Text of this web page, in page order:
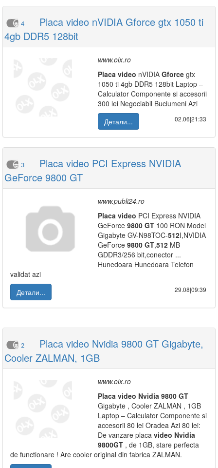
4
Placa video nVIDIA Gforce gtx 1050 ti
4gb DDR5 128bit
www.olx.ro
Placa video nVIDIA Gforce gtx
1050 ti 4gb DDR5 128bit Laptop –
Calculator Componente si accesorii
300 lei Negociabil Buciumeni Azi
Детали...
02.06|21:33
3
Placa video PCI Express NVIDIA
GeForce 9800 GT
www.publi24.ro
Placa video PCI Express NVIDIA
GeForce 9800 GT 100 RON Model
Gigabyte GV-N98TOC-512I,NVIDIA
GeForce 9800 GT,512 MB
GDDR3/256 bit,conector ...
Hunedoara Hunedoara Telefon
validat azi
Детали...
29.08|09:39
2
Placa video Nvidia 9800 GT Gigabyte,
Cooler ZALMAN, 1GB
www.olx.ro
Placa video Nvidia 9800 GT
Gigabyte , Cooler ZALMAN , 1GB
Laptop – Calculator Componente si
accesorii 80 lei Oradea Azi 80 lei:
De vanzare placa video Nvidia
9800GT , de 1GB, stare perfecta
de functionare ! Are cooler original din fabrica ZALMAN.